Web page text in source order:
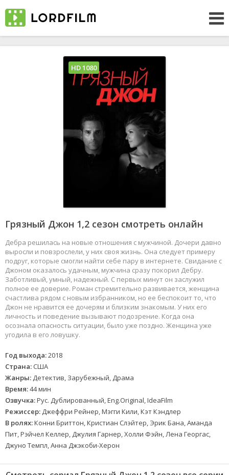
Грязный Джон 1,2 сезон смотреть онлайн
Дебра решилась на новые отношения с мужчиной. Дочери давно
выросли и повзрослели, у них своя жизнь. Она следует примеру
подруг, которые смогли найти себе пару в интернете. Свидание с
Джоном оказалось удачным, мужчина сразу покорил Дебру.
Заботливый, умный, надежный. С первых минут он заслужил
полное ее доверие. Роман стремительно развивается, женщина
счастлива рядом с новым избранником, но ее беспокоит то, что
Джон не нравится ее дочерям и близким знакомым. У них его
личность и поведение вызывают подозрение. Когда она
осознала опасность ситуации, было уже поздно. Женщина уже
угодила в его ловушку.
Год выхода:2018
Страна: США
Жанры: Детектив, Зарубежный, Драма
Время:44 мин
Озвучка:Рус. Дублированный, Eng.Original, IdeaFilm
Режиссер: Джеффри Рейнер, Мэгги Кили, Кэт Кэндлер
В ролях:Конни Бриттон, Кристиан Слэйтер, Эрик Бана, Аманда
Пит, Рэйчел Келлер, Джулия Гарнер, Холли Фэйн, Лена Георгас,
Джуно Темпл, Анна Джэкоби-Херон
HD 1080